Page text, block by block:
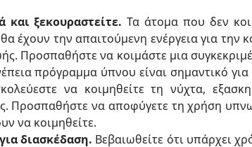
και ξεκουραστείτε. Τα άτομα που δεν
έχουν την απαιτούμενη ενέργεια για την
Προσπαθήστε να κοιμάστε μια
πρόγραμμα ύπνου είναι σημαντικό
να κοιμηθείτε τη νύχτα,
Προσπαθήστε να αποφύγετε τη χρήση
να κοιμηθείτε.
διασκέδαση. Βεβαιωθείτε ότι υπάρχει